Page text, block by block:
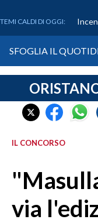
CRONACA SARDEGNA
CAGLIARI
SULCIS IGLESIENTE
ORISTANO E
GALLURA
TEMI CALDI DI OGGI:
SFOGLIA IL
IL CONCORSO
via